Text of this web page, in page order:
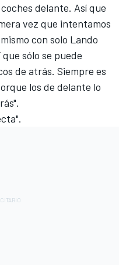
delante. Así que
vez que intentamos
con solo Lando
sólo se puede
de atrás. Siempre es
los de delante lo